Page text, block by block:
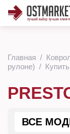
Главная
рулоне)
ВСЕ